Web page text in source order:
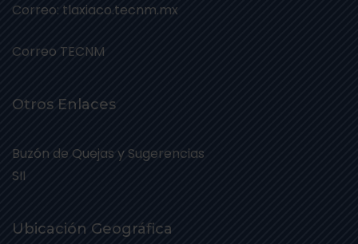
Correo: tlaxiaco.tecnm.mx
Correo TECNM
Otros Enlaces
Buzón de Quejas y Sugerencias
SII
Ubicación Geográfica